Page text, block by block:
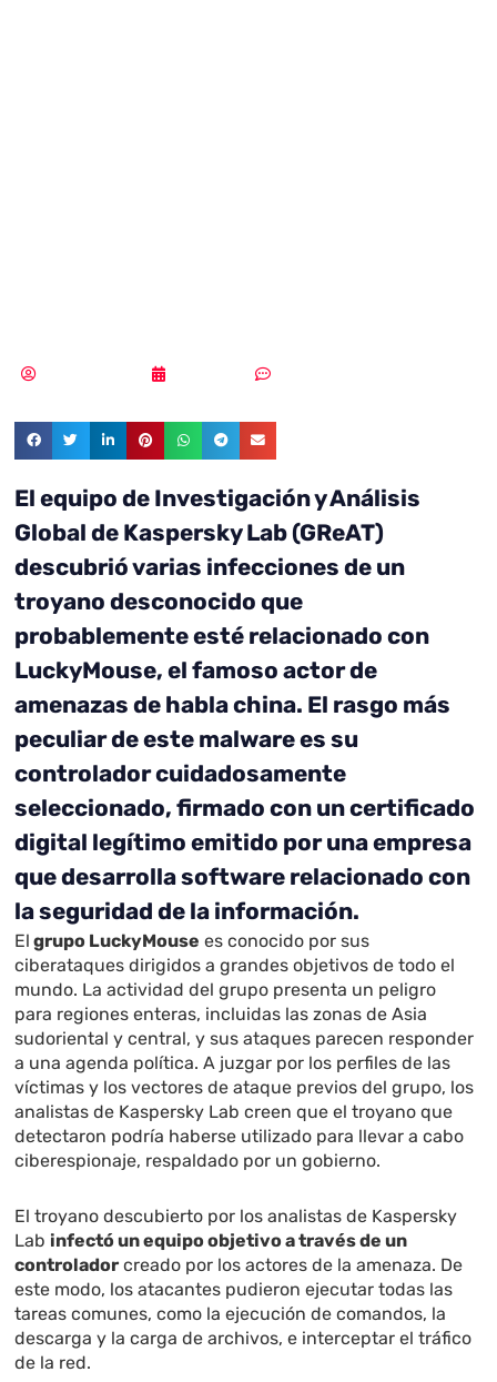
El equipo de Investigación y Análisis
Global de Kaspersky Lab (GReAT)
descubrió varias infecciones de un
troyano desconocido que
probablemente esté relacionado con
LuckyMouse, el famoso actor de
amenazas de habla china. El rasgo más
peculiar de este malware es su
controlador cuidadosamente
seleccionado, firmado con un certificado
digital legítimo emitido por una empresa
que desarrolla software relacionado con
la seguridad de la información.
El grupo LuckyMouse es conocido por sus
ciberataques dirigidos a grandes objetivos de todo el
mundo. La actividad del grupo presenta un peligro
para regiones enteras, incluidas las zonas de Asia
sudoriental y central, y sus ataques parecen responder
a una agenda política. A juzgar por los perfiles de las
víctimas y los vectores de ataque previos del grupo, los
analistas de Kaspersky Lab creen que el troyano que
detectaron podría haberse utilizado para llevar a cabo
ciberespionaje, respaldado por un gobierno.
El troyano descubierto por los analistas de Kaspersky
Lab infectó un equipo objetivo a través de un
controlador creado por los actores de la amenaza. De
este modo, los atacantes pudieron ejecutar todas las
tareas comunes, como la ejecución de comandos, la
descarga y la carga de archivos, e interceptar el tráfico
de la red.